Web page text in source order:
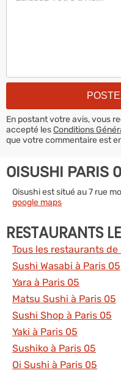
En postant votre avis, vous
accepté lesConditions
que votre commentaire est
OISUSHI PARIS
Oisushi est situé au 7 rue
google maps
RESTAURANTS
Tous les restaurants de
Sushi Wasabi à Paris 05
Yara à Paris 05
Matsu Sushi à Paris 05
Sushi Shop à Paris 05
Yaki à Paris 05
Sushiko à Paris 05
Oi Sushi à Paris 05